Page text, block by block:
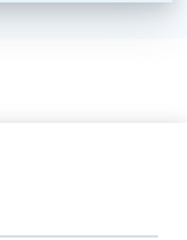
de la lentille
les voitures,